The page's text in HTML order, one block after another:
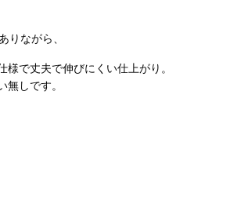
ながら、
で丈夫で伸びにくい仕上がり。
しです。